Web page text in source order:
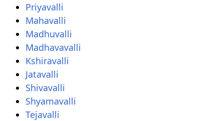
Priyavalli
Mahavalli
Madhuvalli
Madhavavalli
Kshiravalli
Jatavalli
Shivavalli
Shyamavalli
Tejavalli